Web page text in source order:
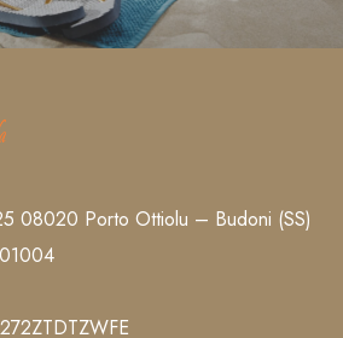
08020 Porto Ottiolu – Budoni (SS)